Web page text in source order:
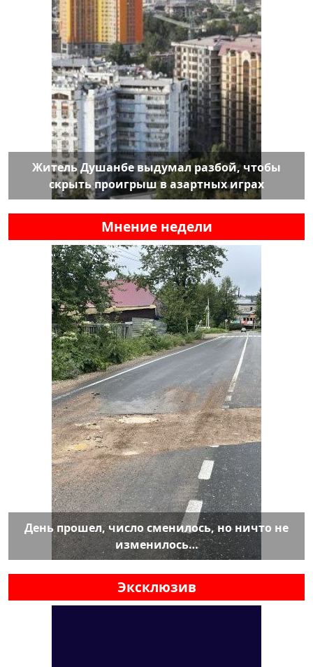
Житель Душанбе выдумал разбой, чтобы
скрыть проигрыш в азартных играх
Мнение недели
День прошел, число сменилось, но ничто не
изменилось…
Эксклюзив